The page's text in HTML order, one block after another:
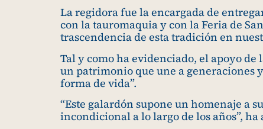
La regidora fue la encargada de
con la tauromaquia y con la Feria de
trascendencia de esta tradición en
Tal y como ha evidenciado, el apoyo
un patrimonio que une a generaciones
forma de vida”.
“Este galardón supone un homenaje a
incondicional a lo largo de los años”,